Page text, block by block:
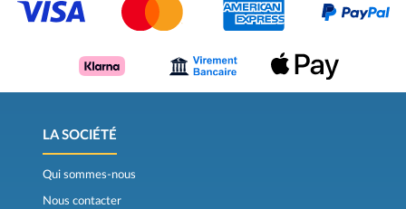
LA SOCIÉTÉ
Qui sommes-nous
Nous contacter